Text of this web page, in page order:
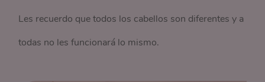
Les recuerdo que todos los cabellos son diferentes y a
todas no les funcionará lo mismo.